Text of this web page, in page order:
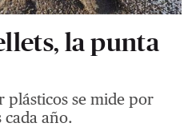
la punta
se mide por
cada año.